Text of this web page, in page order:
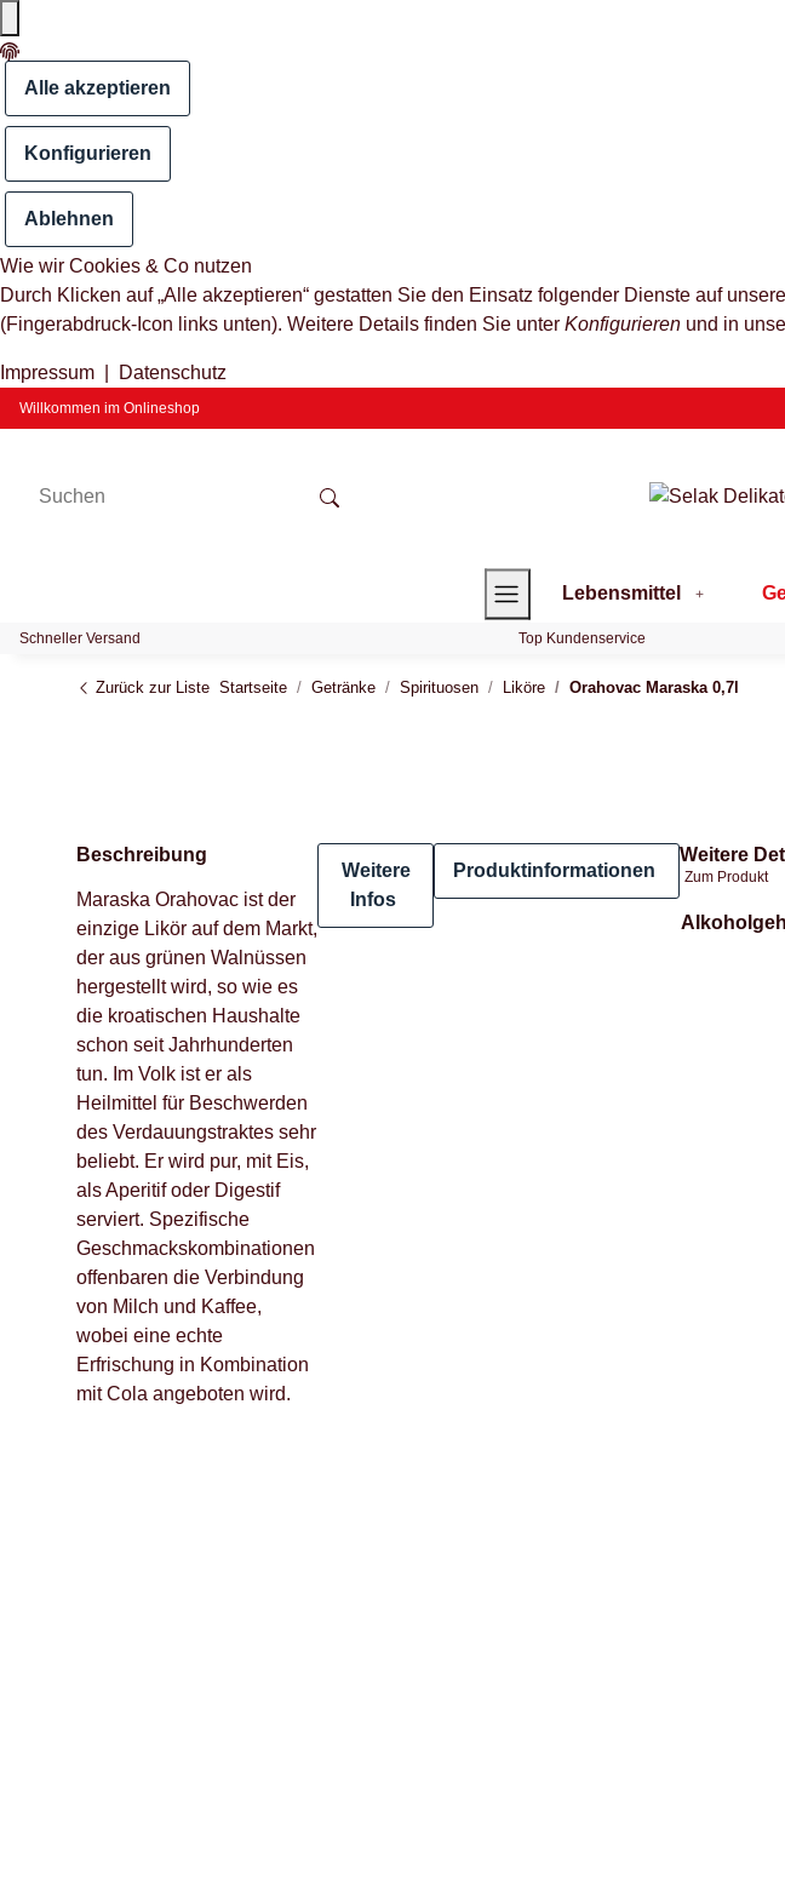
Alle akzeptieren
Konfigurieren
Ablehnen
Wie wir Cookies & Co nutzen
Durch Klicken auf „Alle akzeptieren“ gestatten Sie den Einsatz folgender Dienste auf
(Fingerabdruck-Icon links unten). Weitere Details finden Sie unter Konfigurieren und in
Impressum Datenschutz
Willkommen im Onlineshop
Lebensmittel
Schneller Versand Top Kundenservice
Zurück zur Liste Startseite Getränke Spirituosen Liköre Orahovac Maraska 0,7l
Beschreibung
Maraska Orahovac ist der
einzige Likör auf dem Markt,
der aus grünen Walnüssen
hergestellt wird, so wie es
die kroatischen Haushalte
schon seit Jahrhunderten
tun. Im Volk ist er als
Heilmittel für Beschwerden
des Verdauungstraktes sehr
beliebt. Er wird pur, mit Eis,
als Aperitif oder Digestif
serviert. Spezifische
Geschmackskombinationen
offenbaren die Verbindung
von Milch und Kaffee,
wobei eine echte
Erfrischung in Kombination
mit Cola angeboten wird.
Weitere
Infos
Produktinformationen
Weitere
Zum Produkt
Wert